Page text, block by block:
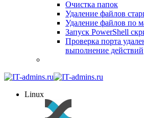
Очистка папок
Удаление файлов
Удаление файлов по
Запуск PowerShell
Проверка порта
выполнение действий
Linux